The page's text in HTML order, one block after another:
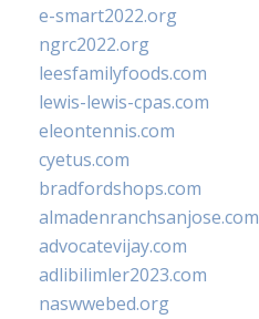
e-smart2022.org
ngrc2022.org
leesfamilyfoods.com
lewis-lewis-cpas.com
eleontennis.com
cyetus.com
bradfordshops.com
almadenranchsanjose.com
advocatevijay.com
adlibilimler2023.com
naswwebed.org